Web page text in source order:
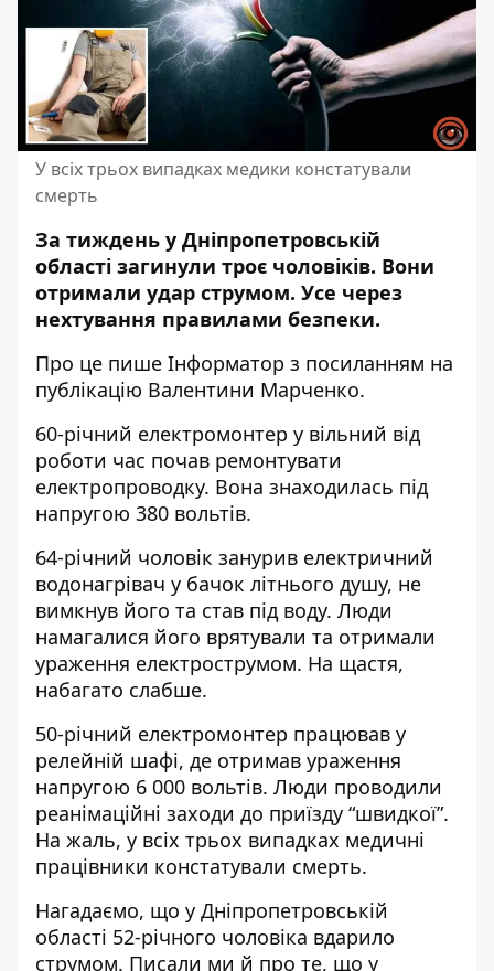
У всіх трьох випадках медики констатували
смерть
За тиждень у Дніпропетровській
області загинули троє чоловіків. Вони
отримали удар струмом. Усе через
нехтування правилами безпеки.
Про це пише Інформатор з посиланням на
публікацію Валентини Марченко.
60-річний електромонтер у вільний від
роботи час почав ремонтувати
електропроводку. Вона знаходилась під
напругою 380 вольтів.
64-річний чоловік занурив електричний
водонагрівач у бачок літнього душу, не
вимкнув його та став під воду. Люди
намагалися його врятували та отримали
ураження електрострумом. На щастя,
набагато слабше.
50-річний електромонтер працював у
релейній шафі, де отримав ураження
напругою 6 000 вольтів. Люди проводили
реанімаційні заходи до приїзду “швидкої”.
На жаль, у всіх трьох випадках медичні
працівники констатували смерть.
Нагадаємо, що у Дніпропетровській
області 52-річного чоловіка вдарило
струмом. Писали ми й про те, що у